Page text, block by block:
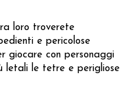
loro troverete
e pericolose
giocare con personaggi
letali le tetre e perigliose